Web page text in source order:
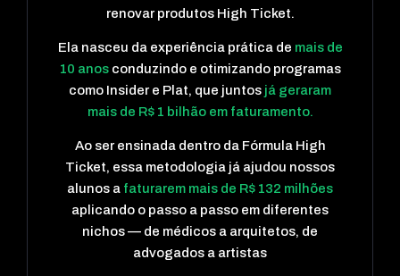
renovar produtos High Ticket.
Ela nasceu da experiência prática de mais de
10 anosconduzindo e otimizando programas
como Insider e Plat, que juntos já geraram
mais de R$ 1 bilhão em faturamento.
Ao ser ensinada dentro da Fórmula High
Ticket, essa metodologia já ajudou nossos
alunos a faturarem mais de R$ 132 milhões
aplicando o passo a passo em diferentes
nichos — de médicos a arquitetos, de
advogados a artistas